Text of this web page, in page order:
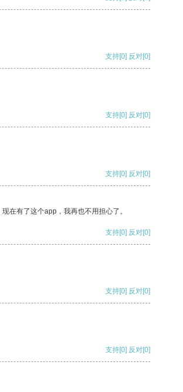
支持[0] 反对[0]
支持[0] 反对[0]
支持[0] 反对[0]
在有了这个app，我再也不用担心了。
支持[0] 反对[0]
支持[0] 反对[0]
支持[0] 反对[0]